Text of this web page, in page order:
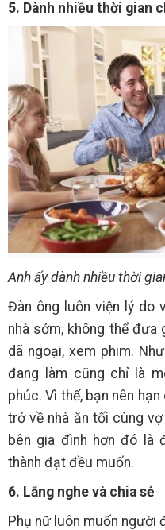
5. Dành nhiều thời gian
Anh ấy dành nhiều thời
Đàn ông luôn viện lý do
nhà sớm, không thể đưa
dã ngoại, xem phim.
đang làm cũng chỉ là
phúc. Vì thế, bạn nên
trở về nhà ăn tối cùng
bên gia đình hơn đó là
thành đạt đều muốn.
6. Lắng nghe và chia sẻ
Phụ nữ luôn muốn người